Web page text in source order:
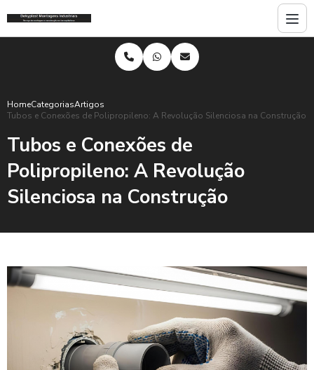
HomeCategoriasArtigos
Tubos e Conexões de Polipropileno: A Revolução Silenciosa na Construção
Tubos e Conexões de
Polipropileno: A Revolução
Silenciosa na Construção